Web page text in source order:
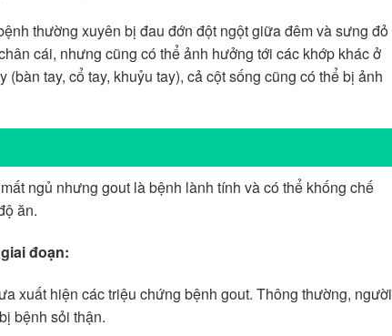
thường xuyên bị đau đớn đột ngột giữa đêm và sưng đỏ
cái, nhưng cũng có thể ảnh hưởng tới các khớp khác ở
tay, cổ tay, khuỷu tay), cả cột sống cũng có thể bị ảnh
ngủ nhưng gout là bệnh lành tính và có thể khống chế
ăn.
đoạn:
xuất hiện các triệu chứng bệnh gout. Thông thường, người
bệnh sỏi thận.